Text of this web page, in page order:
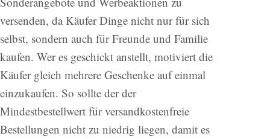
versenden, da Käufer Dinge nicht nur für sich
selbst, sondern auch für Freunde und Familie
kaufen. Wer es geschickt anstellt, motiviert die
Käufer gleich mehrere Geschenke auf einmal
einzukaufen. So sollte der der
Mindestbestellwert für versandkostenfreie
Bestellungen nicht zu niedrig liegen, damit es